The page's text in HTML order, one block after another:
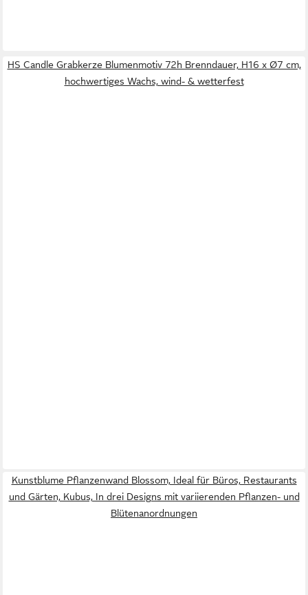
HS Candle Grabkerze Blumenmotiv 72h Brenndauer, H16 x Ø7 cm,
hochwertiges Wachs, wind- & wetterfest
Kunstblume Pflanzenwand Blossom, Ideal für Büros, Restaurants
und Gärten, Kubus, In drei Designs mit variierenden Pflanzen- und
Blütenanordnungen